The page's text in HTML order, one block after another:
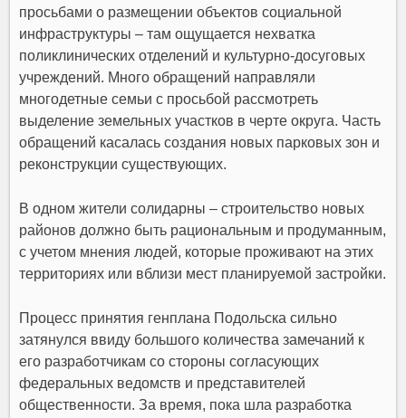
просьбами о размещении объектов социальной
инфраструктуры – там ощущается нехватка
поликлинических отделений и культурно-досуговых
учреждений. Много обращений направляли
многодетные семьи с просьбой рассмотреть
выделение земельных участков в черте округа. Часть
обращений касалась создания новых парковых зон и
реконструкции существующих.
В одном жители солидарны – строительство новых
районов должно быть рациональным и продуманным,
с учетом мнения людей, которые проживают на этих
территориях или вблизи мест планируемой застройки.
Процесс принятия генплана Подольска сильно
затянулся ввиду большого количества замечаний к
его разработчикам со стороны согласующих
федеральных ведомств и представителей
общественности. За время, пока шла разработка